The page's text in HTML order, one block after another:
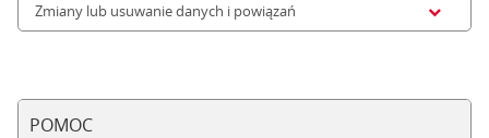
Zmiany lub usuwanie danych i powiązań
POMOC